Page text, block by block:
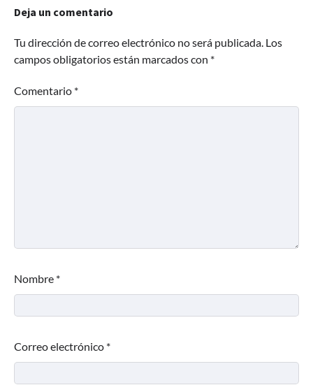
Deja un comentario
Tu dirección de correo electrónico no será publicada. Los
campos obligatorios están marcados con *
Comentario *
Nombre *
Correo electrónico *